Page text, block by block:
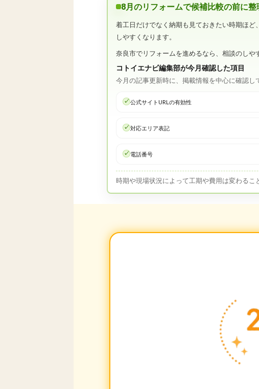
8月のリフォームで候補比較の前に整
着工日だけでなく納期も見ておきたい時期ほ
しやすくなります。
奈良市でリフォームを進めるなら、相談のしや
コトイエナビ編集部が今月確認した項目
今月の記事更新時に、掲載情報を中心に確認し
公式サイトURLの有効性
対応エリア表記
電話番号
時期や現場状況によって工期や費用は変わるこ